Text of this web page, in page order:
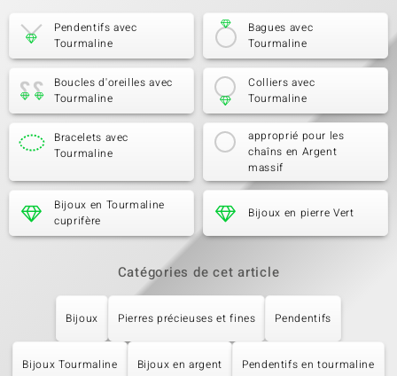
Pendentifs avec
Tourmaline
Bagues avec
Tourmaline
Boucles d'oreilles avec
Tourmaline
Colliers avec
Tourmaline
Bracelets avec
Tourmaline
approprié pour les
chaîns en Argent
massif
Bijoux en Tourmaline
cuprifère
Bijoux en pierre Vert
Catégories de cet article
Bijoux Pierres précieuses et fines Pendentifs
Bijoux Tourmaline Bijoux en argent Pendentifs en tourmaline